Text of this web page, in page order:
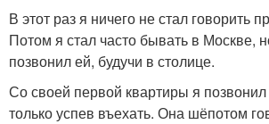
В этот раз я ничего не стал говорить
Потом я стал часто бывать в Москве,
позвонил ей, будучи в столице.
Со своей первой квартиры я
только успев въехать. Она шёпотом